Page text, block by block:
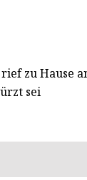
zu Hause
sei